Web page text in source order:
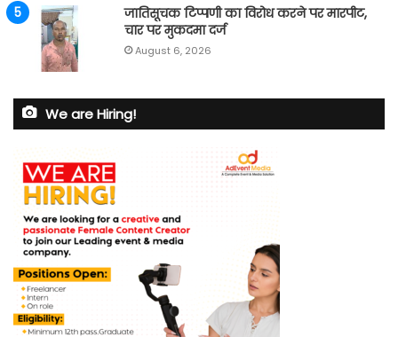
जातिसूचक टिप्पणी का विरोध करने पर मारपीट,
चार पर मुकदमा दर्ज
August 6, 2026
We are Hiring!